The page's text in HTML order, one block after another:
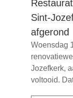
Sint-
afgerond
Woensdag
Jozefkerk,
voltooid.